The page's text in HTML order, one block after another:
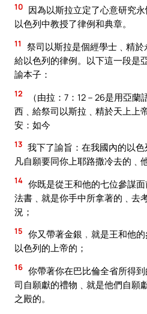
10 因為以斯拉立定了心意研究
以色列中教授了律例和典章。
11
祭司以斯拉是個經學士﹑精
給以色列的律例。以下這一段是
諭本子：
12
（由拉：7：12－26是用亞
西﹑給祭司以斯拉﹑精於天上上
安：如今
13 我下了諭旨：在我國內的以色
凡自願要同你上耶路撒冷去的﹑
14 你既是從王和他的七位參謀
法書﹑就是你手中所拿著的﹑去
況；
15 你又帶著金銀﹐就是王和他
以色列的上帝的；
16 你帶著你在巴比倫全省所得
司自願獻的禮物﹑就是他們自願
之殿的。